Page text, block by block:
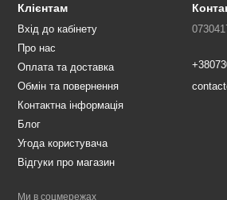
Клієнтам
Вхід до кабінету
Про нас
Оплата та доставка
Обмін та повернення
Контактна інформація
Блог
Угода користувача
Відгуки про магазин
Ми в соцмережах